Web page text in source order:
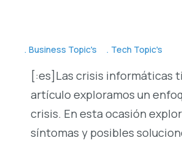
Business Topic's Tech Topic's
[:es] Las crisis informáticas
artículo exploramos un
crisis. En esta ocasión
síntomas y posibles